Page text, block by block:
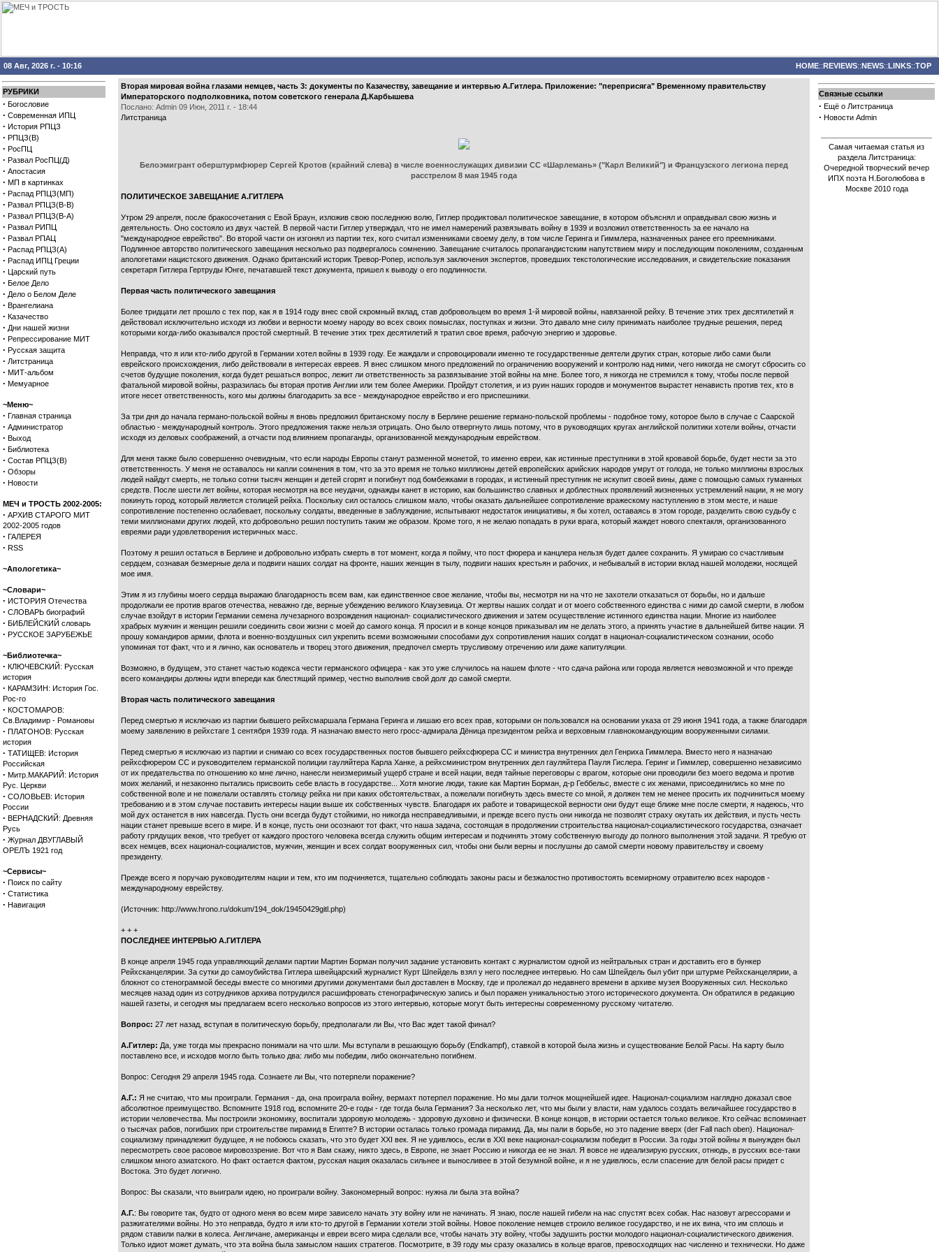
08 Авг, 2026 г. - 10:16 HOME::REVIEWS::NEWS::LINKS::TOP
РУБРИКИ
· Богословие
· Современная ИПЦ
· История РПЦЗ
· РПЦЗ(В)
· РосПЦ
· Развал РосПЦ(Д)
· Апостасия
· МП в картинках
· Распад РПЦЗ(МП)
· Развал РПЦЗ(В-В)
· Развал РПЦЗ(В-А)
· Развал РИПЦ
· Развал РПАЦ
· Распад РПЦЗ(А)
· Распад ИПЦ Греции
· Царский путь
· Белое Дело
· Дело о Белом Деле
· Врангелиана
· Казачество
· Дни нашей жизни
· Репрессирование МИТ
· Русская защита
· Литстраница
· МИТ-альбом
· Мемуарное
~Меню~
· Главная страница
· Администратор
· Выход
· Библиотека
· Состав РПЦЗ(В)
· Обзоры
· Новости
МЕЧ и ТРОСТЬ 2002-2005:
· АРХИВ СТАРОГО МИТ
2002-2005 годов
· ГАЛЕРЕЯ
· RSS
~Апологетика~
~Словари~
· ИСТОРИЯ Отечества
· СЛОВАРЬ биографий
· БИБЛЕЙСКИЙ словарь
· РУССКОЕ ЗАРУБЕЖЬЕ
~Библиотечка~
· КЛЮЧЕВСКИЙ: Русская
история
· КАРАМЗИН: История Гос.
Рос-го
· КОСТОМАРОВ:
Св.Владимир - Романовы
· ПЛАТОНОВ: Русская
история
· ТАТИЩЕВ: История
Российская
· Митр.МАКАРИЙ: История
Рус. Церкви
· СОЛОВЬЕВ: История
России
· ВЕРНАДСКИЙ: Древняя
Русь
· Журнал ДВУГЛАВЫЙ
ОРЕЛЪ 1921 год
~Сервисы~
· Поиск по сайту
· Статистика
· Навигация
Вторая мировая война глазами немцев, часть 3: документы по Казачеству, завещание и интервью А.Гитлера. Приложение: "переприсяга" Временному правительству
Императорского подполковника, потом советского генерала Д.Карбышева
Послано: Admin 09 Июн, 2011 г. - 18:44
Литстраница
Белоэмигрант оберштурмфюрер Сергей Кротов (крайний слева) в числе военнослужащих дивизии СС «Шарлемань» ("Карл Великий") и Французского легиона перед
расстрелом 8 мая 1945 года
ПОЛИТИЧЕСКОЕ ЗАВЕЩАНИЕ А.ГИТЛЕРА
Утром 29 апреля, после бракосочетания с Евой Браун, изложив свою последнюю волю, Гитлер продиктовал политическое завещание, в котором объяснял и оправдывал свою жизнь и
деятельность. Оно состояло из двух частей. В первой части Гитлер утверждал, что не имел намерений развязывать войну в 1939 и возложил ответственность за ее начало на
"международное еврейство". Во второй части он изгонял из партии тех, кого считал изменниками своему делу, в том числе Геринга и Гиммлера, назначенных ранее его преемниками.
Подлинное авторство политического завещания несколько раз подвергалось сомнению. Завещание считалось пропагандистским напутствием миру и последующим поколениям, созданным
апологетами нацистского движения. Однако британский историк Тревор-Ропер, используя заключения экспертов, проведших текстологические исследования, и свидетельские показания
секретаря Гитлера Гертруды Юнге, печатавшей текст документа, пришел к выводу о его подлинности.
Первая часть политического завещания
Более тридцати лет прошло с тех пор, как я в 1914 году внес свой скромный вклад, став добровольцем во время 1-й мировой войны, навязанной рейху. В течение этих трех десятилетий я
действовал исключительно исходя из любви и верности моему народу во всех своих помыслах, поступках и жизни. Это давало мне силу принимать наиболее трудные решения, перед
которыми когда-либо оказывался простой смертный. В течение этих трех десятилетий я тратил свое время, рабочую энергию и здоровье.
Неправда, что я или кто-либо другой в Германии хотел войны в 1939 году. Ее жаждали и спровоцировали именно те государственные деятели других стран, которые либо сами были
еврейского происхождения, либо действовали в интересах евреев. Я внес слишком много предложений по ограничению вооружений и контролю над ними, чего никогда не смогут сбросить со
счетов будущие поколения, когда будет решаться вопрос, лежит ли ответственность за развязывание этой войны на мне. Более того, я никогда не стремился к тому, чтобы после первой
фатальной мировой войны, разразилась бы вторая против Англии или тем более Америки. Пройдут столетия, и из руин наших городов и монументов вырастет ненависть против тех, кто в
итоге несет ответственность, кого мы должны благодарить за все - международное еврейство и его приспешники.
За три дня до начала германо-польской войны я вновь предложил британскому послу в Берлине решение германо-польской проблемы - подобное тому, которое было в случае с Саарской
областью - международный контроль. Этого предложения также нельзя отрицать. Оно было отвергнуто лишь потому, что в руководящих кругах английской политики хотели войны, отчасти
исходя из деловых соображений, а отчасти под влиянием пропаганды, организованной международным еврейством.
Для меня также было совершенно очевидным, что если народы Европы станут разменной монетой, то именно евреи, как истинные преступники в этой кровавой борьбе, будет нести за это
ответственность. У меня не оставалось ни капли сомнения в том, что за это время не только миллионы детей европейских арийских народов умрут от голода, не только миллионы взрослых
людей найдут смерть, не только сотни тысяч женщин и детей сгорят и погибнут под бомбежками в городах, и истинный преступник не искупит своей вины, даже с помощью самых гуманных
средств. После шести лет войны, которая несмотря на все неудачи, однажды канет в историю, как большинство славных и доблестных проявлений жизненных устремлений нации, я не могу
покинуть город, который является столицей рейха. Поскольку сил осталось слишком мало, чтобы оказать дальнейшее сопротивление вражескому наступлению в этом месте, и наше
сопротивление постепенно ослабевает, поскольку солдаты, введенные в заблуждение, испытывают недостаток инициативы, я бы хотел, оставаясь в этом городе, разделить свою судьбу с
теми миллионами других людей, кто добровольно решил поступить таким же образом. Кроме того, я не желаю попадать в руки врага, который жаждет нового спектакля, организованного
евреями ради удовлетворения истеричных масс.
Поэтому я решил остаться в Берлине и добровольно избрать смерть в тот момент, когда я пойму, что пост фюрера и канцлера нельзя будет далее сохранить. Я умираю со счастливым
сердцем, сознавая безмерные дела и подвиги наших солдат на фронте, наших женщин в тылу, подвиги наших крестьян и рабочих, и небывалый в истории вклад нашей молодежи, носящей
мое имя.
Этим я из глубины моего сердца выражаю благодарность всем вам, как единственное свое желание, чтобы вы, несмотря ни на что не захотели отказаться от борьбы, но и дальше
продолжали ее против врагов отечества, неважно где, верные убеждению великого Клаузевица. От жертвы наших солдат и от моего собственного единства с ними до самой смерти, в любом
случае взойдут в истории Германии семена лучезарного возрождения национал- социалистического движения и затем осуществление истинного единства нации. Многие из наиболее
храбрых мужчин и женщин решили соединить свои жизни с моей до самого конца. Я просил и в конце концов приказывал им не делать этого, а принять участие в дальнейшей битве нации. Я
прошу командиров армии, флота и военно-воздушных сил укрепить всеми возможными способами дух сопротивления наших солдат в национал-социалистическом сознании, особо
упоминая тот факт, что и я лично, как основатель и творец этого движения, предпочел смерть трусливому отречению или даже капитуляции.
Возможно, в будущем, это станет частью кодекса чести германского офицера - как это уже случилось на нашем флоте - что сдача района или города является невозможной и что прежде
всего командиры должны идти впереди как блестящий пример, честно выполнив свой долг до самой смерти.
Вторая часть политического завещания
Перед смертью я исключаю из партии бывшего рейхсмаршала Германа Геринга и лишаю его всех прав, которыми он пользовался на основании указа от 29 июня 1941 года, а также благодаря
моему заявлению в рейхстаге 1 сентября 1939 года. Я назначаю вместо него гросс-адмирала Дёница президентом рейха и верховным главнокомандующим вооруженными силами.
Перед смертью я исключаю из партии и снимаю со всех государственных постов бывшего рейхсфюрера СС и министра внутренних дел Генриха Гиммлера. Вместо него я назначаю
рейхсфюрером СС и руководителем германской полиции гауляйтера Карла Ханке, а рейхсминистром внутренних дел гауляйтера Пауля Гислера. Геринг и Гиммлер, совершенно независимо
от их предательства по отношению ко мне лично, нанесли неизмеримый ущерб стране и всей нации, ведя тайные переговоры с врагом, которые они проводили без моего ведома и против
моих желаний, и незаконно пытались присвоить себе власть в государстве... Хотя многие люди, такие как Мартин Борман, д-р Геббельс, вместе с их женами, присоединились ко мне по
собственной воле и не пожелали оставлять столицу рейха ни при каких обстоятельствах, а пожелали погибнуть здесь вместе со мной, я должен тем не менее просить их подчиниться моему
требованию и в этом случае поставить интересы нации выше их собственных чувств. Благодаря их работе и товарищеской верности они будут еще ближе мне после смерти, я надеюсь, что
мой дух останется в них навсегда. Пусть они всегда будут стойкими, но никогда несправедливыми, и прежде всего пусть они никогда не позволят страху окутать их действия, и пусть честь
нации станет превыше всего в мире. И в конце, пусть они осознают тот факт, что наша задача, состоящая в продолжении строительства национал-социалистического государства, означает
работу грядущих веков, что требует от каждого простого человека всегда служить общим интересам и подчинять этому собственную выгоду до полного выполнения этой задачи. Я требую от
всех немцев, всех национал-социалистов, мужчин, женщин и всех солдат вооруженных сил, чтобы они были верны и послушны до самой смерти новому правительству и своему
президенту.
Прежде всего я поручаю руководителям нации и тем, кто им подчиняется, тщательно соблюдать законы расы и безжалостно противостоять всемирному отравителю всех народов -
международному еврейству.
(Источник: http://www.hrono.ru/dokum/194_dok/19450429gitl.php)
+ + +
ПОСЛЕДНЕЕ ИНТЕРВЬЮ А.ГИТЛЕРА
В конце апреля 1945 года управляющий делами партии Мартин Борман получил задание установить контакт с журналистом одной из нейтральных стран и доставить его в бункер
Рейхсканцелярии. За сутки до самоубийства Гитлера швейцарский журналист Курт Шпейдель взял у него последнее интервью. Но сам Шпейдель был убит при штурме Рейхсканцелярии, а
блокнот со стенограммой беседы вместе со многими другими документами был доставлен в Москву, где и пролежал до недавнего времени в архиве музея Вооруженных сил. Несколько
месяцев назад один из сотрудников архива потрудился расшифровать стенографическую запись и был поражен уникальностью этого исторического документа. Он обратился в редакцию
нашей газеты, и сегодня мы предлагаем всего несколько вопросов из этого интервью, которые могут быть интересны современному русскому читателю.
Вопрос: 27 лет назад, вступая в политическую борьбу, предполагали ли Вы, что Вас ждет такой финал?
А.Гитлер: Да, уже тогда мы прекрасно понимали на что шли. Мы вступали в решающую борьбу (Endkampf), ставкой в которой была жизнь и существование Белой Расы. На карту было
поставлено все, и исходов могло быть только два: либо мы победим, либо окончательно погибнем.
Вопрос: Сегодня 29 апреля 1945 года. Сознаете ли Вы, что потерпели поражение?
А.Г.: Я не считаю, что мы проиграли. Германия - да, она проиграла войну, вермахт потерпел поражение. Но мы дали толчок мощнейшей идее. Национал-социализм наглядно доказал свое
абсолютное преимущество. Вспомните 1918 год, вспомните 20-е годы - где тогда была Германия? За несколько лет, что мы были у власти, нам удалось создать величайшее государство в
истории человечества. Мы построили экономику, воспитали здоровую молодежь - здоровую духовно и физически. В конце концов, в истории остается только великое. Кто сейчас вспоминает
о тысячах рабов, погибших при строительстве пирамид в Египте? В истории осталась только громада пирамид. Да, мы пали в борьбе, но это падение вверх (der Fall nach oben). Национал-
социализму принадлежит будущее, я не побоюсь сказать, что это будет XXI век. Я не удивлюсь, если в XXI веке национал-социализм победит в России. За годы этой войны я вынужден был
пересмотреть свое расовое мировоззрение. Вот что я Вам скажу, никто здесь, в Европе, не знает Россию и никогда ее не знал. Я вовсе не идеализирую русских, отнюдь, в русских все-таки
слишком много азиатского. Но факт остается фактом, русская нация оказалась сильнее и выносливее в этой безумной войне, и я не удивлюсь, если спасение для белой расы придет с
Востока. Это будет логично.
Вопрос: Вы сказали, что выиграли идею, но проиграли войну. Закономерный вопрос: нужна ли была эта война?
А.Г.: Вы говорите так, будто от одного меня во всем мире зависело начать эту войну или не начинать. Я знаю, после нашей гибели на нас спустят всех собак. Нас назовут агрессорами и
разжигателями войны. Но это неправда, будто я или кто-то другой в Германии хотели этой войны. Новое поколение немцев строило великое государство, и не их вина, что им сплошь и
рядом ставили палки в колеса. Англичане, американцы и евреи всего мира сделали все, чтобы начать эту войну, чтобы задушить ростки молодого национал-социалистического движения.
Только идиот может думать, что эта война была замыслом наших стратегов. Посмотрите, в 39 году мы сразу оказались в кольце врагов, превосходящих нас численно и технически. Но даже
Связные ссылки
· Ещё о Литстраница
· Новости Admin
Самая читаемая статья из
раздела Литстраница:
Очередной творческий вечер
ИПХ поэта Н.Боголюбова в
Москве 2010 года